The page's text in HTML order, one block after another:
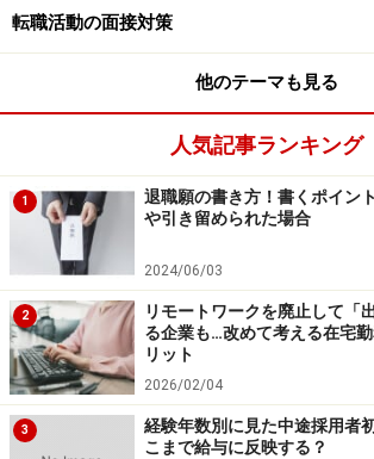
転職活動の面接対策
他のテーマも見る
人気記事ランキング
1
退職願の書き方！書くポイン
や引き留められた場合
2024/06/03
2
リモートワークを廃止して「
る企業も…改めて考える在宅
リット
2026/02/04
3
経験年数別に見た中途採用
こまで給与に反映する？